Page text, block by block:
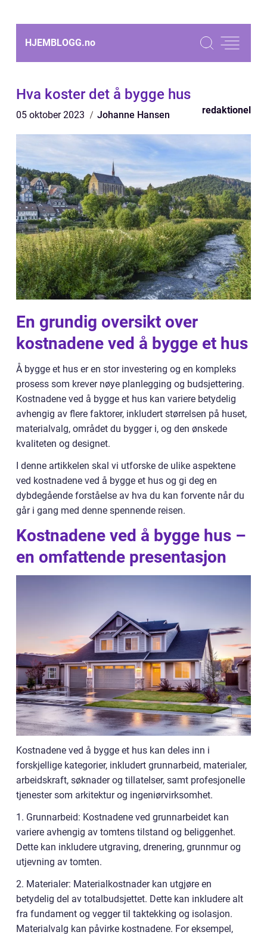
HJEMBLOGG.no
Hva koster det å bygge hus
05 oktober 2023 Johanne Hansen redaktionel
En grundig oversikt over
kostnadene ved å bygge et hus
Å bygge et hus er en stor investering og en kompleks
prosess som krever nøye planlegging og budsjettering.
Kostnadene ved å bygge et hus kan variere betydelig
avhengig av flere faktorer, inkludert størrelsen på huset,
materialvalg, området du bygger i, og den ønskede
kvaliteten og designet.
I denne artikkelen skal vi utforske de ulike aspektene
ved kostnadene ved å bygge et hus og gi deg en
dybdegående forståelse av hva du kan forvente når du
går i gang med denne spennende reisen.
Kostnadene ved å bygge hus –
en omfattende presentasjon
Kostnadene ved å bygge et hus kan deles inn i
forskjellige kategorier, inkludert grunnarbeid, materialer,
arbeidskraft, søknader og tillatelser, samt profesjonelle
tjenester som arkitektur og ingeniørvirksomhet.
1. Grunnarbeid: Kostnadene ved grunnarbeidet kan
variere avhengig av tomtens tilstand og beliggenhet.
Dette kan inkludere utgraving, drenering, grunnmur og
utjevning av tomten.
2. Materialer: Materialkostnader kan utgjøre en
betydelig del av totalbudsjettet. Dette kan inkludere alt
fra fundament og vegger til taktekking og isolasjon.
Materialvalg kan påvirke kostnadene. For eksempel,